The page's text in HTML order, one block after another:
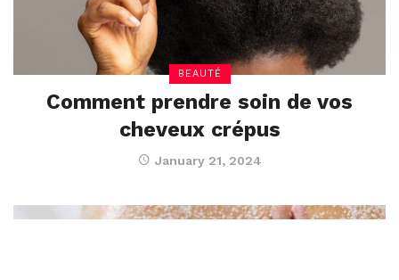
BEAUTÉ
Comment prendre soin de vos
cheveux crépus
January 21, 2024